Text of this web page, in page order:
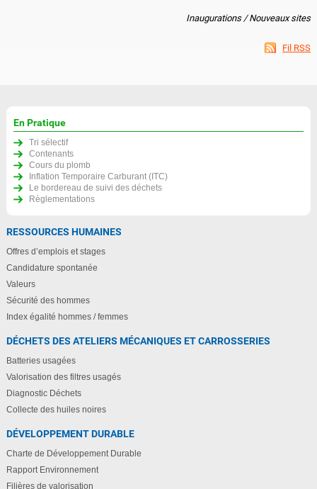
Inaugurations / Nouveaux sites
Fil RSS
En Pratique
Tri sélectif
Contenants
Cours du plomb
Inflation Temporaire Carburant (ITC)
Le bordereau de suivi des déchets
Règlementations
RESSOURCES HUMAINES
Offres d’emplois et stages
Candidature spontanée
Valeurs
Sécurité des hommes
Index égalité hommes / femmes
DÉCHETS DES ATELIERS MÉCANIQUES ET CARROSSERIES
Batteries usagées
Valorisation des filtres usagés
Diagnostic Déchets
Collecte des huiles noires
DÉVELOPPEMENT DURABLE
Charte de Développement Durable
Rapport Environnement
Filières de valorisation